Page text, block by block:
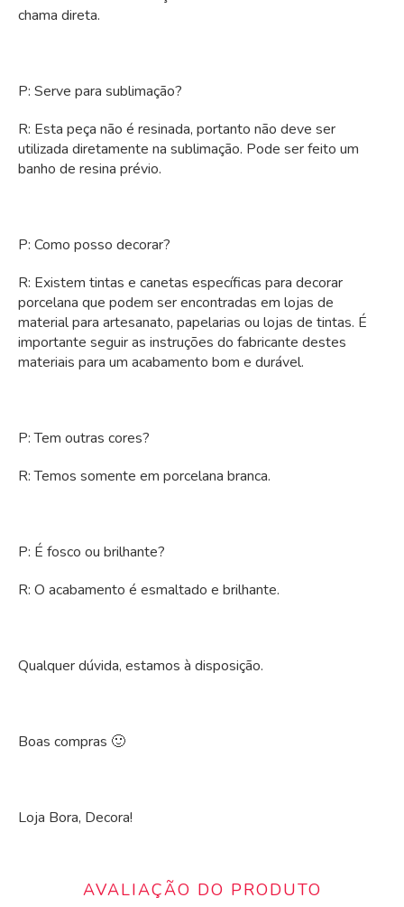
chama direta.
P: Serve para sublimação?
R: Esta peça não é resinada, portanto não deve ser
utilizada diretamente na sublimação. Pode ser feito um
banho de resina prévio.
P: Como posso decorar?
R: Existem tintas e canetas específicas para decorar
porcelana que podem ser encontradas em lojas de
material para artesanato, papelarias ou lojas de tintas. É
importante seguir as instruções do fabricante destes
materiais para um acabamento bom e durável.
P: Tem outras cores?
R: Temos somente em porcelana branca.
P: É fosco ou brilhante?
R: O acabamento é esmaltado e brilhante.
Qualquer dúvida, estamos à disposição.
Boas compras 🙂
Loja Bora, Decora!
AVALIAÇÃO DO PRODUTO